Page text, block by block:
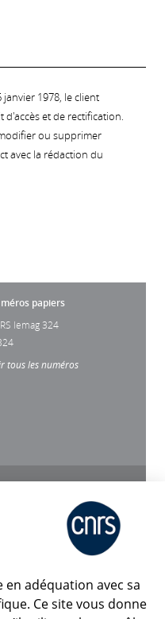
1978, le client
et de rectification.
ou supprimer
avec la rédaction du
papiers
lemag 324
tous les numéros
en adéquation avec sa
Ce site vous donne